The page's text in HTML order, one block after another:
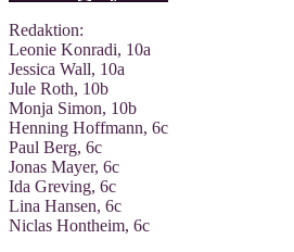
Redak­ti­on:
Leo­nie Kon­ra­di, 10a
Jes­si­ca Wall, 10a
Jule Roth, 10b
Mon­ja Simon, 10b
Hen­ning Hoff­mann, 6c
Paul Berg, 6c
Jonas May­er, 6c
Ida Gre­ving, 6c
Lina Han­sen, 6c
Nic­las Hont­heim, 6c